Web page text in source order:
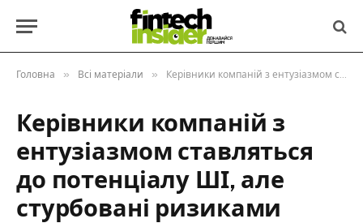
Головна » Всі матеріали » Керівники компаній з ентузіазмом ставляться до потенціалу ШІ, але стурбовані ризиками
Керівники компаній з
ентузіазмом ставляться
до потенціалу ШІ, але
стурбовані ризиками